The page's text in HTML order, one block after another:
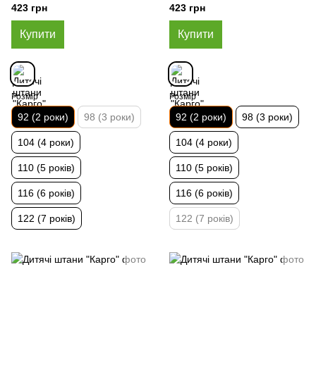
423 грн
Купити
Розмір
92 (2 роки) 98 (3 роки)
104 (4 роки)
110 (5 років)
116 (6 років)
122 (7 років)
423 грн
Купити
Розмір
92 (2 роки) 98 (3 роки)
104 (4 роки)
110 (5 років)
116 (6 років)
122 (7 років)